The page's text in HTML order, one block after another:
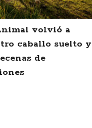
volvió a
caballo suelto y
de